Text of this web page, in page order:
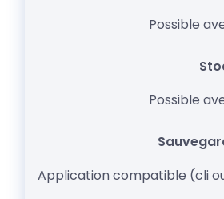
Possible
Possible
Application compatible (cli